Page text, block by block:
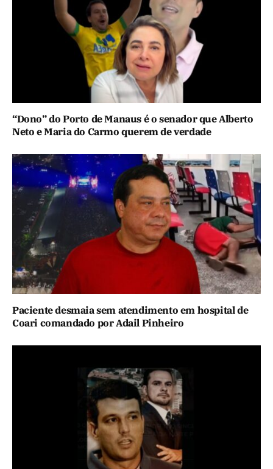
“Dono” do Porto de Manaus é o senador que Alberto
Neto e Maria do Carmo querem de verdade
Paciente desmaia sem atendimento em hospital de
Coari comandado por Adail Pinheiro